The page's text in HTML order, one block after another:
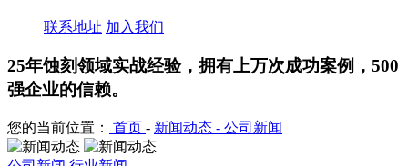
联系地址 加入我们
25年蚀刻领域实战经验，拥有上万次成功案例，500
强企业的信赖。
您的当前位置： 首页 - 新闻动态 - 公司新闻